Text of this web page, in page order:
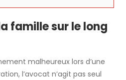
famille sur le long
malheureux lors d’une
l’avocat n’agit pas seul